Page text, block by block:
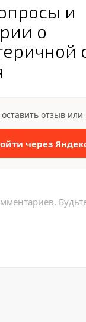
и
о
отзыв
через